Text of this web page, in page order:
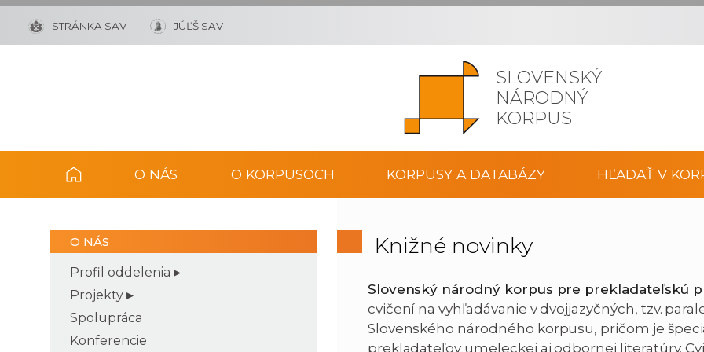
SLOVENSKÝ
NÁRODNÝ
KORPUS
STRÁNKA SAV JÚĽŠ SAV
O NÁS O KORPUSOCH KORPUSY A DATABÁZY HĽADAŤ V
O NÁS
Profil oddelenia
Projekty
Spolupráca
Konferencie
Knižné novinky
Slovenský národný korpus pre prekladateľskú
cvičení na vyhľadávanie v dvojjazyčných, tzv.
Slovenského národného korpusu, pričom je
prekladateľov umeleckej aj odbornej literatúry.